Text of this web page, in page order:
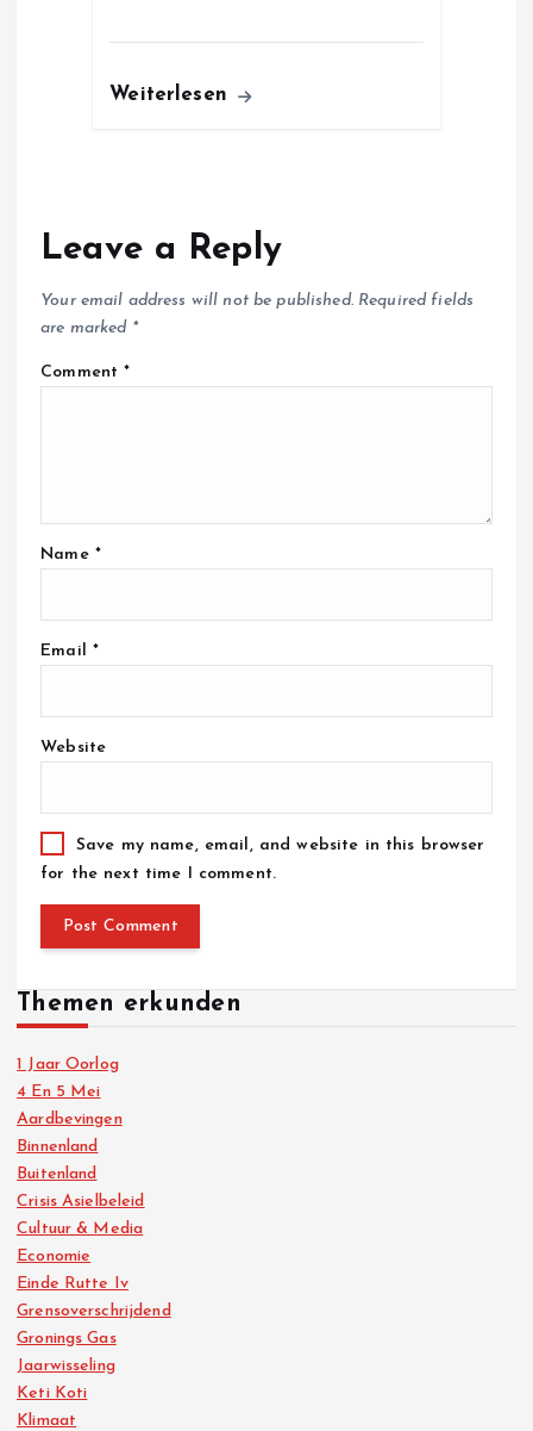
Weiterlesen
Leave a Reply
Your email address will not be published. Required fields
are marked *
Comment*
Name *
Email *
Website
Save my name, email, and website in this browser
for the next time I comment.
Themen erkunden
1 Jaar Oorlog
4 En 5 Mei
Aardbevingen
Binnenland
Buitenland
Crisis Asielbeleid
Cultuur & Media
Economie
Einde Rutte Iv
Grensoverschrijdend
Gronings Gas
Jaarwisseling
Keti Koti
Klimaat